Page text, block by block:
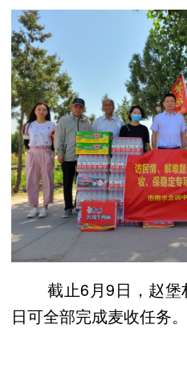
截止6月9日，赵堡
日可全部完成麦收任务。